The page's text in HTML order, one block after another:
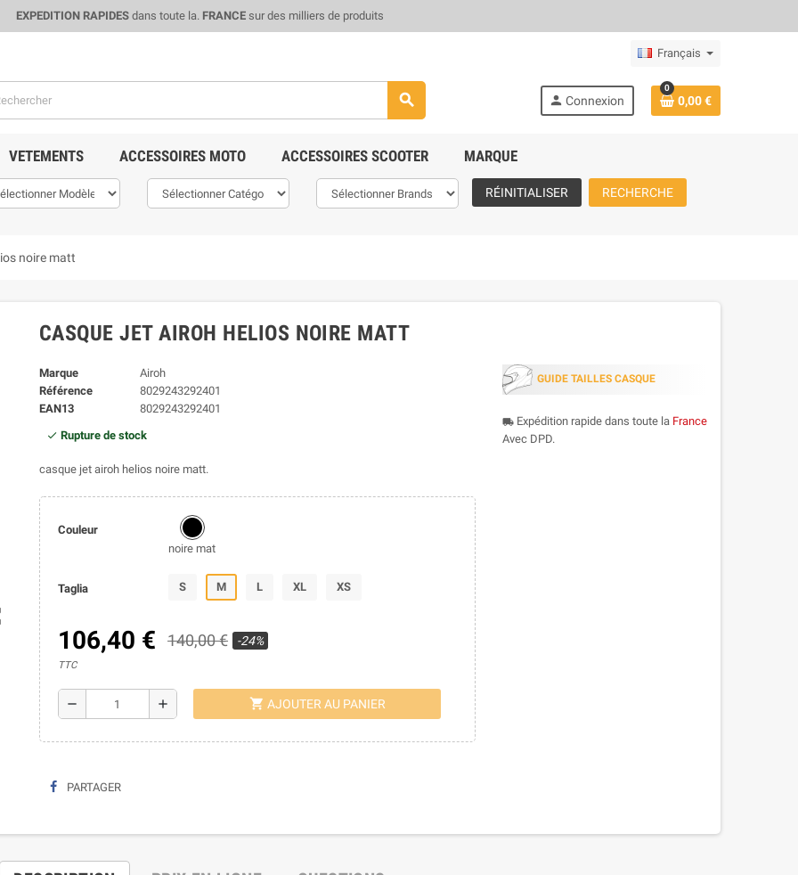
EXPEDITION RAPIDESdans toute la. FRANCEsur des milliers de produits
Français
search person Connexion
0
0,00 €
VETEMENTS ACCESSOIRES MOTO ACCESSOIRES SCOOTER MARQUE
RÉINITIALISER RECHERCHE
noire matt
CASQUE JET AIROH HELIOS NOIRE MATT
Marque
Airoh
Référence
8029243292401
EAN13
8029243292401
Rupture de stock
casque jet airoh helios noire matt.
Couleur
noire mat
Taglia S M L XL XS
106,40 € 140,00 € -24%
TTC
remove add shopping_cart AJOUTER AU PANIER
PARTAGER
GUIDE TAILLES CASQUE
local_shippingExpédition rapide dans toute la France
Avec DPD.